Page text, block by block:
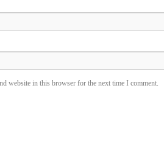
website in this browser for the next time I comment.